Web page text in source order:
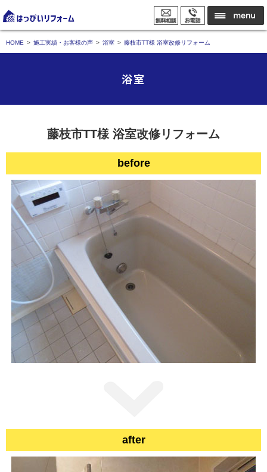
HOME 施工実績・お客様の声 浴室 藤枝市TT様 浴室改修リフォーム
浴室
藤枝市TT様 浴室改修リフォーム
before
after